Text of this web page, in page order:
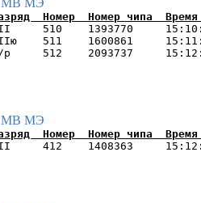
МВ МЭ
III     510    1393770
IIIю    511    1600861
МВ МЭ